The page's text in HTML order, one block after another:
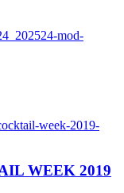
mod-
week-2019-
WEEK 2019